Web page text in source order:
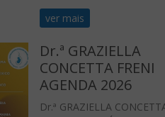
ver mais
Dr.ª GRAZIELLA
CONCETTA FRENI
AGENDA 2026
Dr.ª GRAZIELLA